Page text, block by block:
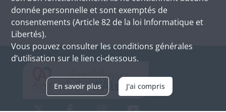
donnée personnelle et sont exemptés de
consentements (Article 82 de la loi Informatique et
Libertés).
Vous pouvez consulter les conditions générales
d’utilisation sur le lien ci-dessous.
En savoir plus J'ai compris